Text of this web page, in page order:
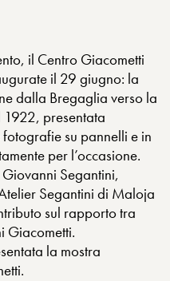
il Centro Giacometti
il 29 giugno: la
dalla Bregaglia verso la
presentata
su pannelli e in
per l’occasione.
Segantini,
Segantini di Maloja
sul rapporto tra
Giacometti.
la mostra